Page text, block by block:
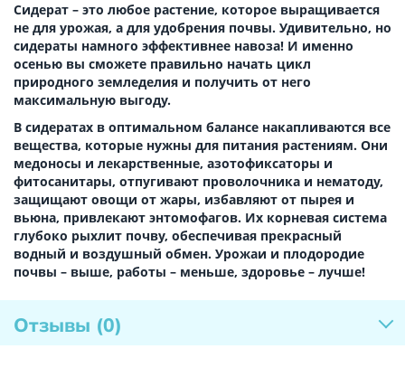
Сидерат – это любое растение, которое выращивается
не для урожая, а для удобрения почвы. Удивительно, но
сидераты намного эффективнее навоза! И именно
осенью вы сможете правильно начать цикл
природного земледелия и получить от него
максимальную выгоду.
В сидератах в оптимальном балансе накапливаются все
вещества, которые нужны для питания растениям. Они
медоносы и лекарственные, азотофиксаторы и
фитосанитары, отпугивают проволочника и нематоду,
защищают овощи от жары, избавляют от пырея и
вьюна, привлекают энтомофагов. Их корневая система
глубоко рыхлит почву, обеспечивая прекрасный
водный и воздушный обмен. Урожаи и плодородие
почвы – выше, работы – меньше, здоровье – лучше!
Отзывы (0)